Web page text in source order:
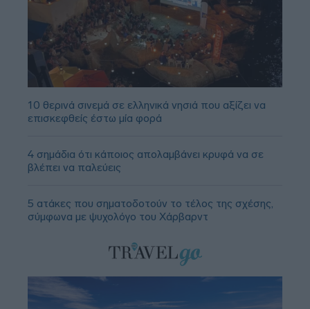
10 θερινά σινεμά σε ελληνικά νησιά που αξίζει να
επισκεφθείς έστω μία φορά
4 σημάδια ότι κάποιος απολαμβάνει κρυφά να σε
βλέπει να παλεύεις
5 ατάκες που σηματοδοτούν το τέλος της σχέσης,
σύμφωνα με ψυχολόγο του Χάρβαρντ